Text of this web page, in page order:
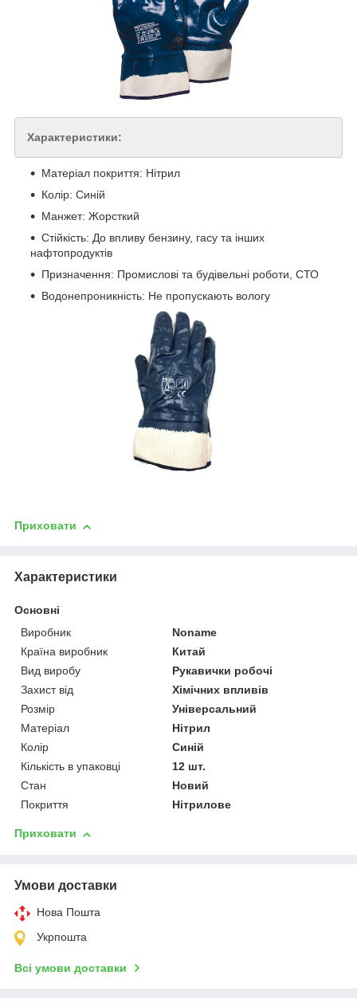
Характеристики:
Матеріал покриття: Нітрил
Колір: Синій
Манжет: Жорсткий
Стійкість: До впливу бензину, гасу та інших
нафтопродуктів
Призначення: Промислові та будівельні роботи, СТО
Водонепроникність: Не пропускають вологу
Приховати
Характеристики
Основні
Виробник
Noname
Країна виробник
Китай
Вид виробу
Рукавички робочі
Захист від
Хімічних впливів
Розмір
Універсальний
Матеріал
Нітрил
Колір
Синій
Кількість в упаковці
12 шт.
Стан
Новий
Покриття
Нітрилове
Приховати
Умови доставки
Нова Пошта
Укрпошта
Всі умови доставки